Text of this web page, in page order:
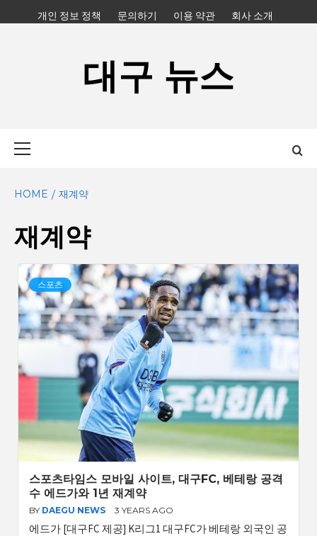
to
개인 정보 정책 문의하기 이용 약관 회사 소개
대구 뉴스
HOME 재계약
재계약
스포츠
스포츠타임스 모바일 사이트, 대구FC, 베테랑 공격
수 에드가와 1년 재계약
BY DAEGU NEWS 3 YEARS AGO
에드가 [대구FC 제공] K리그1 대구FC가 베테랑 외국인 공